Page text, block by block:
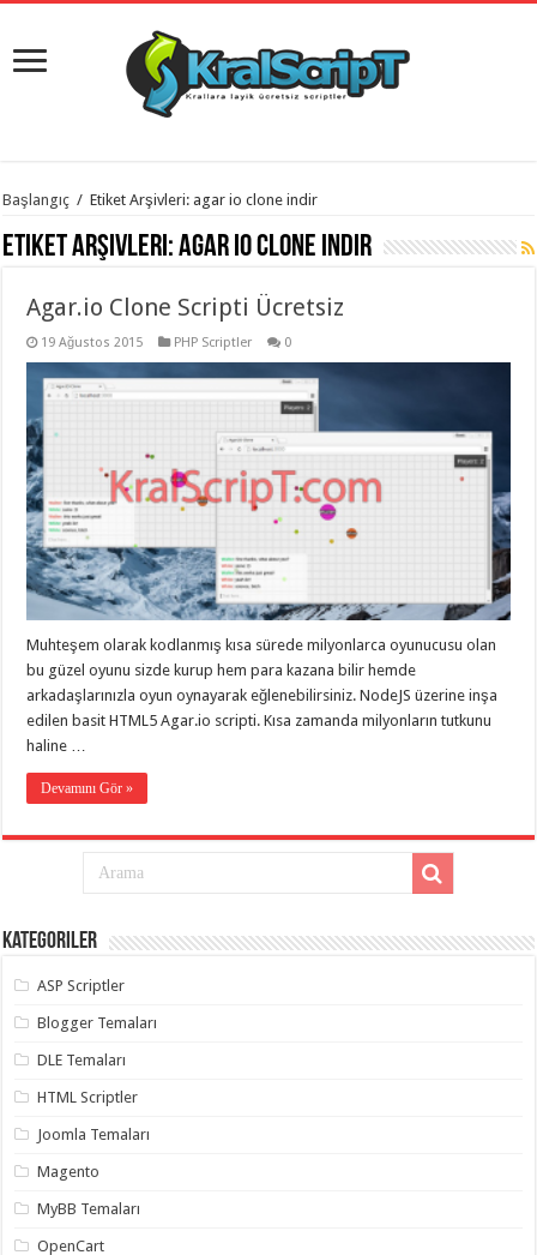
istanbul
evden
eve
organizasyon,
gaziantep
evden
taşımacılık,
taşımacılık
gaziantep
evden
taşımacılık,
evden
taşımacılık,
gaziantep
evden
gaziantep
evden
taşımacılık,
gaziantep
evden
taşımacılık,
gaziantep
asansörlü
evden
taşımacılık,
organizasyon,
organizasyon,
organizasyon,
organizasyon,
organizasyon,
organizasyon,
Başlangıç / Etiket Arşivleri: agar io clone indir
Etiket Arşivleri:agar io clone indir
Agar.io Clone Scripti Ücretsiz
19 Ağustos 2015 PHP Scriptler 0
Muhteşem olarak kodlanmış kısa sürede milyonlarca oyunucusu olan
bu güzel oyunu sizde kurup hem para kazana bilir hemde
arkadaşlarınızla oyun oynayarak eğlenebilirsiniz. NodeJS üzerine inşa
edilen basit HTML5 Agar.io scripti. Kısa zamanda milyonların tutkunu
haline …
Devamını Gör »
Kategoriler
ASP Scriptler
Blogger Temaları
DLE Temaları
HTML Scriptler
Joomla Temaları
Magento
MyBB Temaları
OpenCart